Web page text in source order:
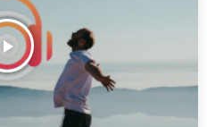
play_arrow